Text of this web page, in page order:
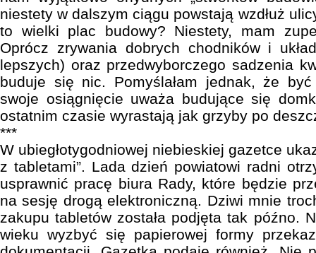
niestety w dalszym ciągu powstają wzdłuż
to wielki plac budowy? Niestety, mam
Oprócz zrywania dobrych chodników i
lepszych) oraz przedwyborczego sadzenia
buduje się nic. Pomyślałam jednak, że
swoje osiągnięcie uważa budujące się
ostatnim czasie wyrastają jak grzyby po
***
W ubiegłotygodniowej niebieskiej gazetce
z tabletami”. Lada dzień powiatowi radni
usprawnić pracę biura Rady, które będzie
na sesję drogą elektroniczną. Dziwi mnie
zakupu tabletów została podjęta tak późno.
wieku wyzbyć się papierowej formy